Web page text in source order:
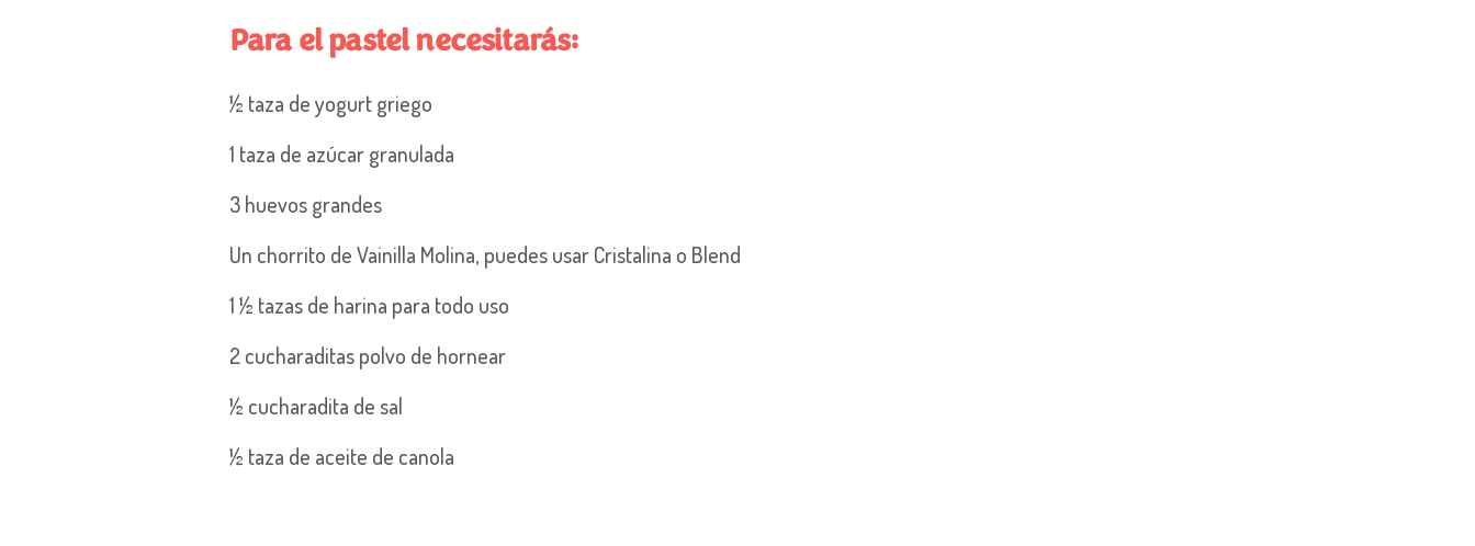
Para el pastelnecesitarás:
½ taza de yogurt griego
1 taza de azúcar granulada
3 huevos grandes
Un chorrito de Vainilla Molina, puedes usar Cristalina o Blend
1 ½ tazas de harina para todo uso
2 cucharaditas polvo de hornear
½ cucharadita de sal
½ taza de aceite de canola